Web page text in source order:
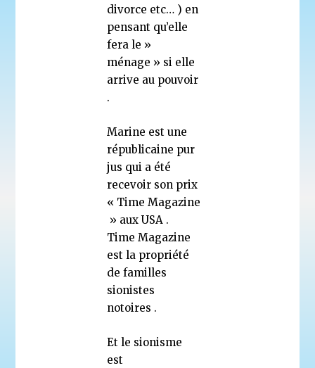
divorce etc… ) en
pensant qu’elle
fera le »
ménage » si elle
arrive au pouvoir
.
Marine est une
républicaine pur
jus qui a été
recevoir son prix
« Time Magazine
» aux USA .
Time Magazine
est la propriété
de familles
sionistes
notoires .
Et le sionisme
est